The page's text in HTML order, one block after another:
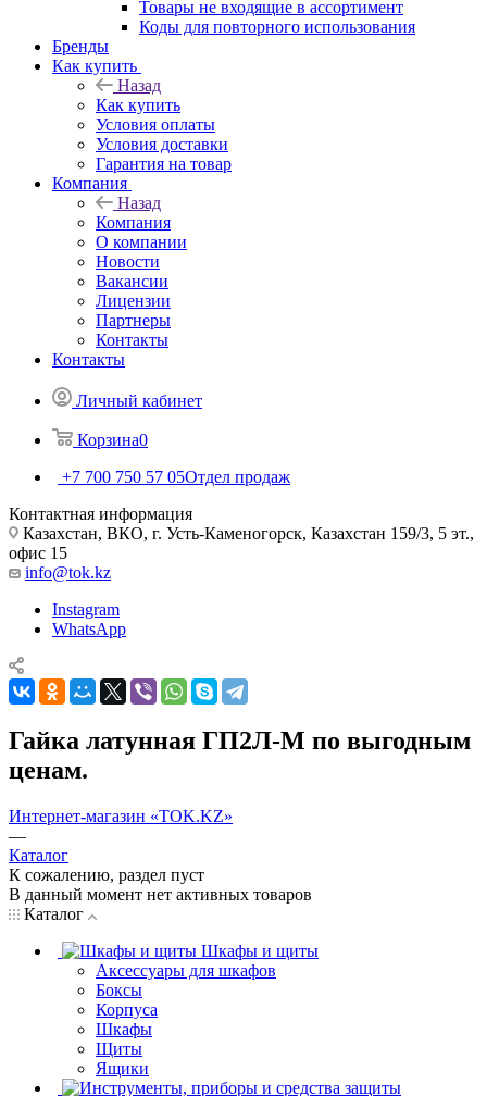
Товары не входящие в ассортимент
Коды для повторного использования
Бренды
Как купить
Назад
Как купить
Условия оплаты
Условия доставки
Гарантия на товар
Компания
Назад
Компания
О компании
Новости
Вакансии
Лицензии
Партнеры
Контакты
Контакты
Личный кабинет
Корзина0
+7 700 750 57 05Отдел продаж
Контактная информация
Казахстан, ВКО, г. Усть-Каменогорск, Казахстан 159/3, 5 эт.,
офис 15
info@tok.kz
Instagram
WhatsApp
Гайка латунная ГП2Л-М по выгодным
ценам.
Интернет-магазин «TOK.KZ»
—
Каталог
К сожалению, раздел пуст
В данный момент нет активных товаров
Каталог
Шкафы и щиты
Аксессуары для шкафов
Боксы
Корпуса
Шкафы
Щиты
Ящики